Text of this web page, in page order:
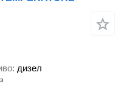
дизел